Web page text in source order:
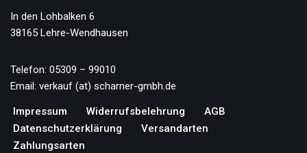
In den Lohbalken 6
38165 Lehre-Wendhausen
Telefon: 05309 – 99010
Email: verkauf (at) scharner-gmbh.de
Impressum Widerrufsbelehrung
AGB
Datenschutzerklärung
Versandarten
Zahlungsarten